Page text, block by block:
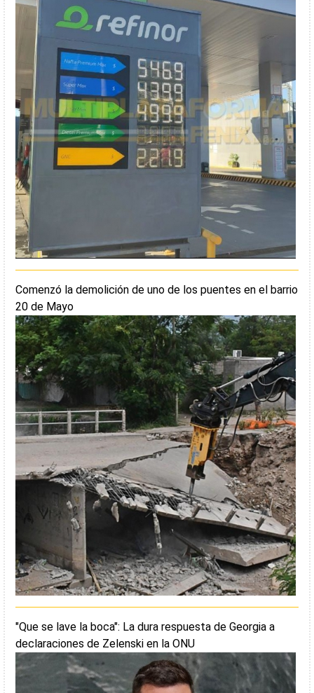
Comenzó la demolición de uno de los puentes en el barrio
20 de Mayo
"Que se lave la boca": La dura respuesta de Georgia a
declaraciones de Zelenski en la ONU